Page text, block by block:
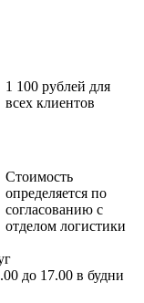
1 100 рублей для
всех клиентов
Стоимость
определяется по
согласованию с
отделом логистики
до 17.00 в будни